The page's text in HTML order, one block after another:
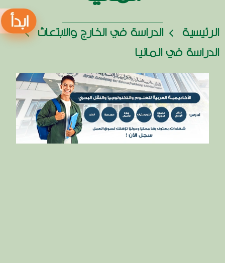
الرئيسية
الدراسة في الخارج والابتعاث
الدراسة في المانيا